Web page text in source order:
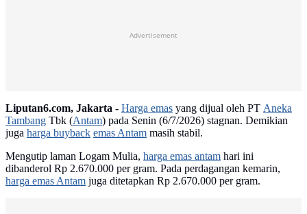
Advertisement
Liputan6.com, Jakarta - Harga emas yang dijual oleh PT Aneka
Tambang Tbk (Antam) pada Senin (6/7/2026) stagnan. Demikian
juga harga buyback emas Antam masih stabil.
Mengutip laman Logam Mulia, harga emas antam hari ini
dibanderol Rp 2.670.000 per gram. Pada perdagangan kemarin,
harga emas Antam juga ditetapkan Rp 2.670.000 per gram.